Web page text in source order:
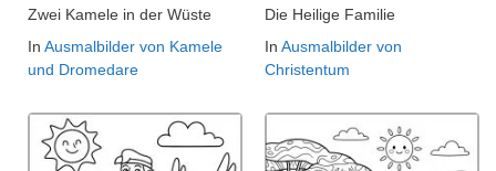
Zwei Kamele in der Wüste
In Ausmalbilder von Kamele
und Dromedare
Die Heilige Familie
In Ausmalbilder von
Christentum